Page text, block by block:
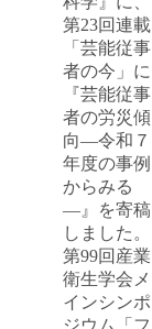
第23回連載
「芸能従事
者の今」に
『芸能従事
者の労災傾
向―令和７
年度の事例
からみる
―』を寄稿
しました。
第99回産業
衛生学会メ
インシンポ